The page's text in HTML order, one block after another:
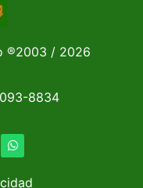
®2003 / 2026
8834